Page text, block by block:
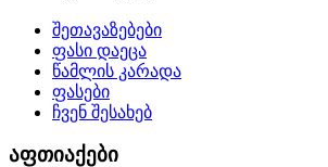
შეთავაზებები
ფასი დაეცა
წამლის კარადა
ფასები
ჩვენ შესახებ
აფთიაქები